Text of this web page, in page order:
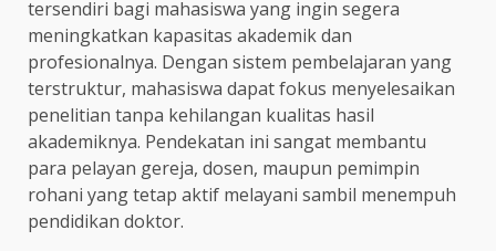
tersendiri bagi mahasiswa yang ingin segera
meningkatkan kapasitas akademik dan
profesionalnya. Dengan sistem pembelajaran yang
terstruktur, mahasiswa dapat fokus menyelesaikan
penelitian tanpa kehilangan kualitas hasil
akademiknya. Pendekatan ini sangat membantu
para pelayan gereja, dosen, maupun pemimpin
rohani yang tetap aktif melayani sambil menempuh
pendidikan doktor.